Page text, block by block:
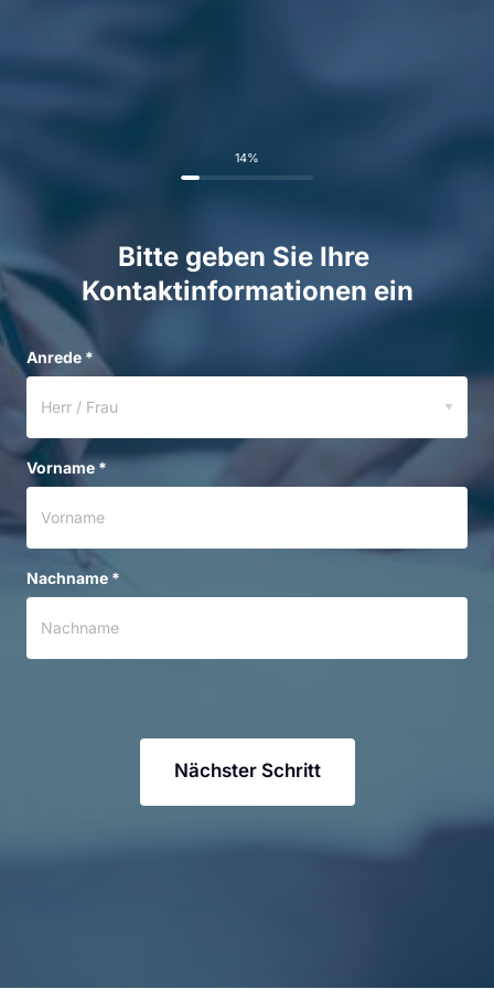
14%
Bitte geben Sie Ihre
Kontaktinformationen ein
Anrede *
Herr / Frau
Vorname *
Nachname *
Nächster Schritt